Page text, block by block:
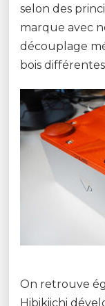
selon des
marque avec
découplage
bois
On retrouve
Hibikiichi